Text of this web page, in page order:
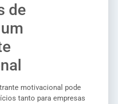
de
motivacional pode
tanto para empresas